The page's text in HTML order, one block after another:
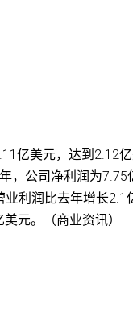
亿美元，达到2.12
，公司净利润为7.75
利润比去年增长2.1
元。（商业资讯）